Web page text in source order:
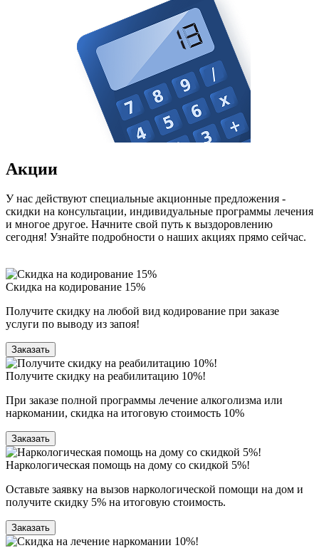
Акции
У нас действуют специальные акционные предложения -
скидки на консультации, индивидуальные программы лечения
и многое другое. Начните свой путь к выздоровлению
сегодня! Узнайте подробности о наших акциях прямо сейчас.
Скидка на кодирование 15%
Получите скидку на любой вид кодирование при заказе
услуги по выводу из запоя!
Заказать
Получите скидку на реабилитацию 10%!
При заказе полной программы лечение алкоголизма или
наркомании, скидка на итоговую стоимость 10%
Заказать
Наркологическая помощь на дому со скидкой 5%!
Оставьте заявку на вызов наркологической помощи на дом и
получите скидку 5% на итоговую стоимость.
Заказать